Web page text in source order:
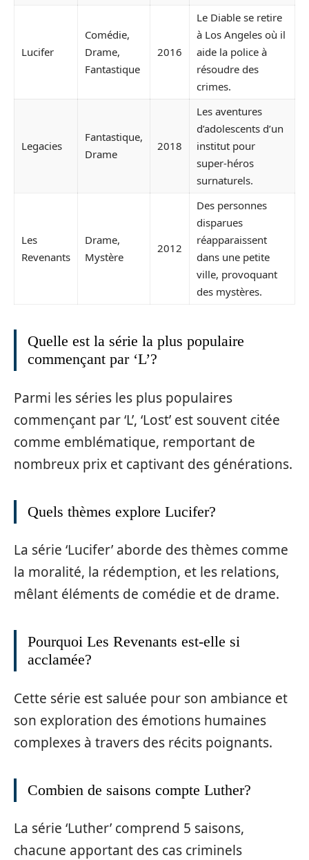
Lucifer
Comédie,
Drame,
Fantastique
2016
Le Diable se retire
à Los Angeles où il
aide la police à
résoudre des
crimes.
Legacies
Fantastique,
Drame
2018
Les aventures
d’adolescents d’un
institut pour
super-héros
surnaturels.
Les
Revenants
Drame,
Mystère
2012
Des personnes
disparues
réapparaissent
dans une petite
ville, provoquant
des mystères.
Quelle est la série la plus populaire
commençant par ‘L’?
Parmi les séries les plus populaires
commençant par ‘L’, ‘Lost’ est souvent citée
comme emblématique, remportant de
nombreux prix et captivant des générations.
Quels thèmes explore Lucifer?
La série ‘Lucifer’ aborde des thèmes comme
la moralité, la rédemption, et les relations,
mêlant éléments de comédie et de drame.
Pourquoi Les Revenants est-elle si
acclamée?
Cette série est saluée pour son ambiance et
son exploration des émotions humaines
complexes à travers des récits poignants.
Combien de saisons compte Luther?
La série ‘Luther’ comprend 5 saisons,
chacune apportant des cas criminels